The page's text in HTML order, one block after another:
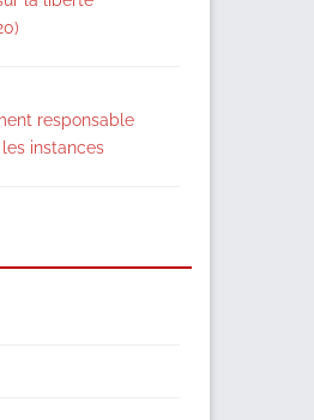
responsable
instances